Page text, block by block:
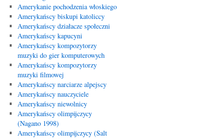
Amerykanie pochodzenia włoskiego
Amerykańscy biskupi katoliccy
Amerykańscy działacze społeczni
Amerykańscy kapucyni
Amerykańscy kompozytorzy
muzyki do gier komputerowych
Amerykańscy kompozytorzy
muzyki filmowej
Amerykańscy narciarze alpejscy
Amerykańscy nauczyciele
Amerykańscy niewolnicy
Amerykańscy olimpijczycy
(Nagano 1998)
Amerykańscy olimpijczycy (Salt